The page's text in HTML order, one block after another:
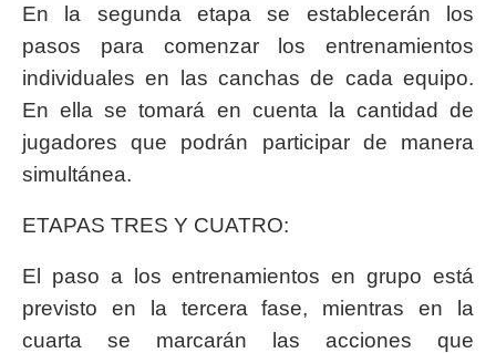
En la segunda etapa se establecerán los
pasos para comenzar los entrenamientos
individuales en las canchas de cada equipo.
En ella se tomará en cuenta la cantidad de
jugadores que podrán participar de manera
simultánea.
ETAPAS TRES Y CUATRO:
El paso a los entrenamientos en grupo está
previsto en la tercera fase, mientras en la
cuarta se marcarán las acciones que